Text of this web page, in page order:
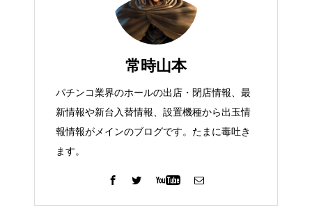
常時山本
パチンコ業界のホールの出店・閉店情報、最
新情報や新台入替情報、設置機種から出玉情
報情報がメインのブログです。たまに毒吐き
ます。